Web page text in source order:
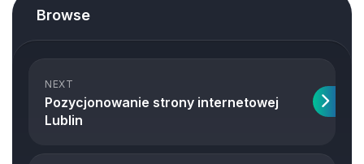
Browse
NEXT
Pozycjonowanie strony internetowej
Lublin